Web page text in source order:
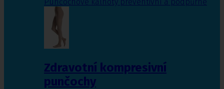
Zdravotní kompresivní
punčochy